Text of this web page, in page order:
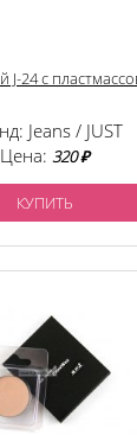
J-24 с
Jeans / JUST
Цена: 320 ₽
КУПИТЬ